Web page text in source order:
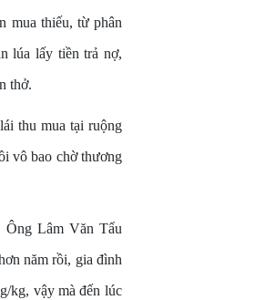
mua thiếu, từ phân
lúa lấy tiền trả nợ,
thở.
thu mua tại ruộng
vô bao chờ thương
Ông Lâm Văn Tẩu
năm rồi, gia đình
kg, vậy mà đến lúc